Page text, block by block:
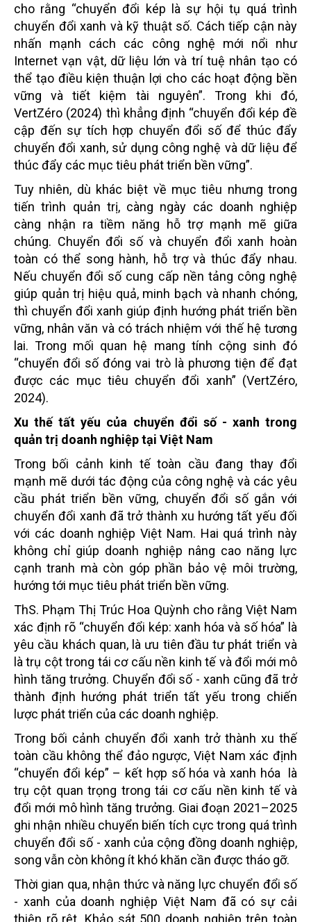
cho rằng “chuyển đổi kép là sự hội tụ quá trình
chuyển đổi xanh và kỹ thuật số. Cách tiếp cận này
nhấn mạnh cách các công nghệ mới nổi như
Internet vạn vật, dữ liệu lớn và trí tuệ nhân tạo có
thể tạo điều kiện thuận lợi cho các hoạt động bền
vững và tiết kiệm tài nguyên”. Trong khi đó,
VertZéro (2024) thì khẳng định “chuyển đổi kép đề
cập đến sự tích hợp chuyển đổi số để thúc đẩy
chuyển đổi xanh, sử dụng công nghệ và dữ liệu để
thúc đẩy các mục tiêu phát triển bền vững”.
Tuy nhiên, dù khác biệt về mục tiêu nhưng trong
tiến trình quản trị, càng ngày các doanh nghiệp
càng nhận ra tiềm năng hỗ trợ mạnh mẽ giữa
chúng. Chuyển đổi số và chuyển đổi xanh hoàn
toàn có thể song hành, hỗ trợ và thúc đẩy nhau.
Nếu chuyển đổi số cung cấp nền tảng công nghệ
giúp quản trị hiệu quả, minh bạch và nhanh chóng,
thì chuyển đổi xanh giúp định hướng phát triển bền
vững, nhân văn và có trách nhiệm với thế hệ tương
lai. Trong mối quan hệ mang tính cộng sinh đó
“chuyển đổi số đóng vai trò là phương tiện để đạt
được các mục tiêu chuyển đổi xanh” (VertZéro,
2024).
Xu thế tất yếu của chuyển đổi số - xanh trong
quản trị doanh nghiệp tại Việt Nam
Trong bối cảnh kinh tế toàn cầu đang thay đổi
mạnh mẽ dưới tác động của công nghệ và các yêu
cầu phát triển bền vững, chuyển đổi số gắn với
chuyển đổi xanh đã trở thành xu hướng tất yếu đối
với các doanh nghiệp Việt Nam. Hai quá trình này
không chỉ giúp doanh nghiệp nâng cao năng lực
cạnh tranh mà còn góp phần bảo vệ môi trường,
hướng tới mục tiêu phát triển bền vững.
ThS. Phạm Thị Trúc Hoa Quỳnh cho rằng Việt Nam
xác định rõ “chuyển đổi kép: xanh hóa và số hóa” là
yêu cầu khách quan, là ưu tiên đầu tư phát triển và
là trụ cột trong tái cơ cấu nền kinh tế và đổi mới mô
hình tăng trưởng. Chuyển đổi số - xanh cũng đã trở
thành định hướng phát triển tất yếu trong chiến
lược phát triển của các doanh nghiệp.
Trong bối cảnh chuyển đổi xanh trở thành xu thế
toàn cầu không thể đảo ngược, Việt Nam xác định
“chuyển đổi kép” – kết hợp số hóa và xanh hóa là
trụ cột quan trọng trong tái cơ cấu nền kinh tế và
đổi mới mô hình tăng trưởng. Giai đoạn 2021–2025
ghi nhận nhiều chuyển biến tích cực trong quá trình
chuyển đổi số - xanh của cộng đồng doanh nghiệp,
song vẫn còn không ít khó khăn cần được tháo gỡ.
Thời gian qua, nhận thức và năng lực chuyển đổi số
- xanh của doanh nghiệp Việt Nam đã có sự cải
thiện rõ rệt. Khảo sát 500 doanh nghiệp trên toàn